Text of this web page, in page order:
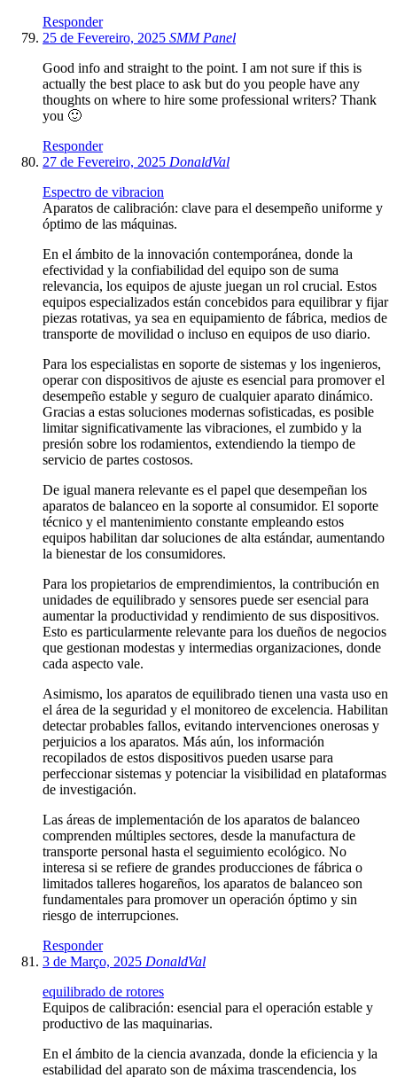
Responder
25 de Fevereiro, 2025 SMM Panel
Good info and straight to the point. I am not sure if this is
actually the best place to ask but do you people have any
thoughts on where to hire some professional writers? Thank
you 🙂
Responder
27 de Fevereiro, 2025 DonaldVal
Espectro de vibracion
Aparatos de calibración: clave para el desempeño uniforme y
óptimo de las máquinas.
En el ámbito de la innovación contemporánea, donde la
efectividad y la confiabilidad del equipo son de suma
relevancia, los equipos de ajuste juegan un rol crucial. Estos
equipos especializados están concebidos para equilibrar y fijar
piezas rotativas, ya sea en equipamiento de fábrica, medios de
transporte de movilidad o incluso en equipos de uso diario.
Para los especialistas en soporte de sistemas y los ingenieros,
operar con dispositivos de ajuste es esencial para promover el
desempeño estable y seguro de cualquier aparato dinámico.
Gracias a estas soluciones modernas sofisticadas, es posible
limitar significativamente las vibraciones, el zumbido y la
presión sobre los rodamientos, extendiendo la tiempo de
servicio de partes costosos.
De igual manera relevante es el papel que desempeñan los
aparatos de balanceo en la soporte al consumidor. El soporte
técnico y el mantenimiento constante empleando estos
equipos habilitan dar soluciones de alta estándar, aumentando
la bienestar de los consumidores.
Para los propietarios de emprendimientos, la contribución en
unidades de equilibrado y sensores puede ser esencial para
aumentar la productividad y rendimiento de sus dispositivos.
Esto es particularmente relevante para los dueños de negocios
que gestionan modestas y intermedias organizaciones, donde
cada aspecto vale.
Asimismo, los aparatos de equilibrado tienen una vasta uso en
el área de la seguridad y el monitoreo de excelencia. Habilitan
detectar probables fallos, evitando intervenciones onerosas y
perjuicios a los aparatos. Más aún, los información
recopilados de estos dispositivos pueden usarse para
perfeccionar sistemas y potenciar la visibilidad en plataformas
de investigación.
Las áreas de implementación de los aparatos de balanceo
comprenden múltiples sectores, desde la manufactura de
transporte personal hasta el seguimiento ecológico. No
interesa si se refiere de grandes producciones de fábrica o
limitados talleres hogareños, los aparatos de balanceo son
fundamentales para promover un operación óptimo y sin
riesgo de interrupciones.
Responder
3 de Março, 2025 DonaldVal
equilibrado de rotores
Equipos de calibración: esencial para el operación estable y
productivo de las maquinarias.
En el ámbito de la ciencia avanzada, donde la eficiencia y la
estabilidad del aparato son de máxima trascendencia, los